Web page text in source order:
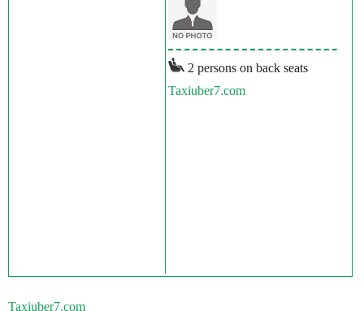
2 persons on back seats
Taxiuber7.com
Taxiuber7.com